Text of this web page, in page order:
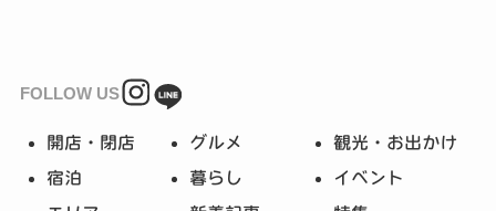
FOLLOW US
開店・閉店 グルメ 観光・お出かけ
宿泊 暮らし イベント